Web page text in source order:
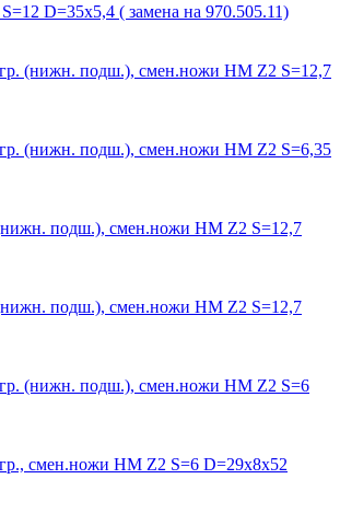
D=35x5,4 ( замена на 970.505.11)
(нижн. подш.), смен.ножи HM Z2 S=12,7
(нижн. подш.), смен.ножи HM Z2 S=6,35
подш.), смен.ножи HM Z2 S=12,7
подш.), смен.ножи HM Z2 S=12,7
(нижн. подш.), смен.ножи HM Z2 S=6
смен.ножи HM Z2 S=6 D=29x8x52